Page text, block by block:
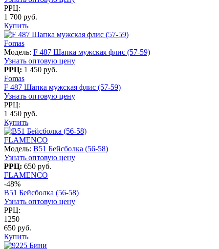
РРЦ:
1 700 руб.
Купить
Fomas
Модель: F 487 Шапка мужская флис (57-59)
Узнать оптовую цену
РРЦ: 1 450 руб.
Fomas
F 487 Шапка мужская флис (57-59)
Узнать оптовую цену
РРЦ:
1 450 руб.
Купить
FLAMENCO
Модель: B51 Бейсболка (56-58)
Узнать оптовую цену
РРЦ: 650 руб.
FLAMENCO
-48%
B51 Бейсболка (56-58)
Узнать оптовую цену
РРЦ:
1250
650 руб.
Купить